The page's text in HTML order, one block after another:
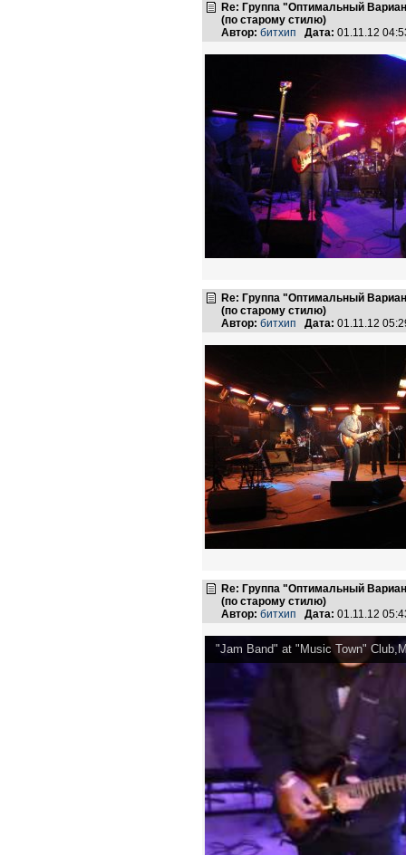
Re: Группа "Оптимальный
(по старому стилю)
Автор: битхип Дата: 01.11.12
Re: Группа "Оптимальный
(по старому стилю)
Автор: битхип Дата: 01.11.12
Re: Группа "Оптимальный
(по старому стилю)
Автор: битхип Дата: 01.11.12
"Jam Band" at "Music Town"